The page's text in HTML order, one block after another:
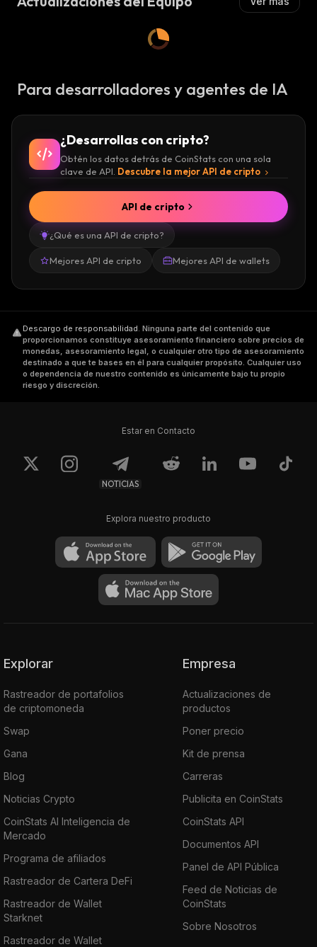
Para desarrolladores y agentes de IA
¿Desarrollas con cripto?
Obtén los datos detrás de CoinStats con una sola
clave de API. Descubre la mejor API de cripto
¿Qué es una API de cripto?
Mejores API de cripto Mejores API de wallets
API de cripto
Descargo de responsabilidad. Ninguna parte del contenido que
proporcionamos constituye asesoramiento financiero sobre precios de
monedas, asesoramiento legal, o cualquier otro tipo de asesoramiento
destinado a que te bases en él para cualquier propósito. Cualquier uso
o dependencia de nuestro contenido es únicamente bajo tu propio
riesgo y discreción.
Estar en Contacto
NOTICIAS
Explora nuestro producto
Explorar
Rastreador de portafolios
de criptomoneda
Swap
Gana
Blog
Noticias Crypto
CoinStats AI Inteligencia de
Mercado
Programa de afiliados
Rastreador de Cartera DeFi
Rastreador de Wallet
Starknet
Rastreador de Wallet
Empresa
Actualizaciones de
productos
Poner precio
Kit de prensa
Carreras
Publicita en CoinStats
CoinStats API
Documentos API
Panel de API Pública
Feed de Noticias de
CoinStats
Sobre Nosotros